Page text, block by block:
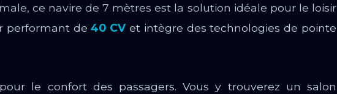
ce navire de 7 mètres est la solution idéale pour le loisir
performant de40 CV et intègre des technologies de pointe
le confort des passagers. Vous y trouverez un salon